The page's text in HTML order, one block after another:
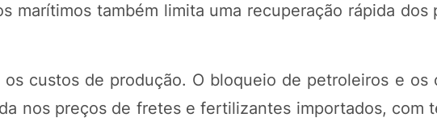
marítimos também limita uma recuperação rápida dos
custos de produção. O bloqueio de petroleiros e os
nos preços de fretes e fertilizantes importados, com